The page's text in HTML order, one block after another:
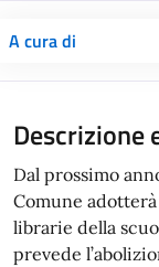
A cura di
Descrizione
Dal prossimo
Comune
librarie della
prevede